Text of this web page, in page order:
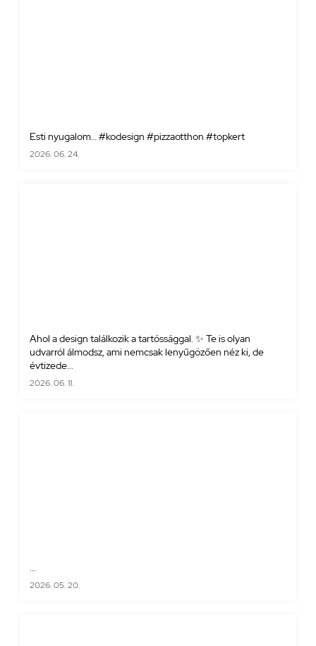
Esti nyugalom… #kodesign #pizzaotthon #topkert
2026. 06. 24.
Ahol a design találkozik a tartóssággal. ✨ Te is olyan
udvarról álmodsz, ami nemcsak lenyűgözően néz ki, de
évtizede...
2026. 06. 11.
...
2026. 05. 20.